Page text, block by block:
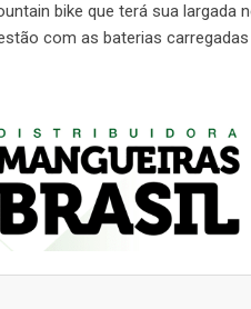
bike que terá sua
com as baterias